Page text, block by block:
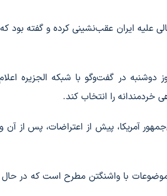
علیه ایران عقب‌نشینی کرده و گفته بود
در گفت‌وگو با شبکه الجزیره
خردمندانه را انتخاب کند.
آمریکا، پیش از اعتراضات، پس از آن و
موضوعات با واشنگتن مطرح است که در